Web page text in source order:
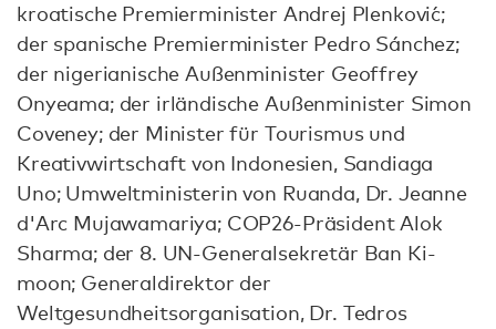
kroatische Premierminister Andrej Plenković;
der spanische Premierminister Pedro Sánchez;
der nigerianische Außenminister Geoffrey
Onyeama; der irländische Außenminister Simon
Coveney; der Minister für Tourismus und
Kreativwirtschaft von Indonesien, Sandiaga
Uno; Umweltministerin von Ruanda, Dr. Jeanne
d'Arc Mujawamariya; COP26-Präsident Alok
Sharma; der 8. UN-Generalsekretär Ban Ki-
moon; Generaldirektor der
Weltgesundheitsorganisation, Dr. Tedros